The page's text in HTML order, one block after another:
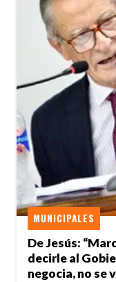
De Jesús:
decirle al
negocia, no se
MUNICIPALES